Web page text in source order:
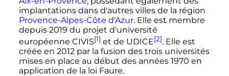
implantations dans d'autres villes de la région
Provence-Alpes-Côte d'Azur. Elle est membre
depuis 2019 du projet d'université
européenne CIVIS[1] et de UDICE[2]. Elle est
créée en 2012 par la fusion des trois universités
mises en place au début des années 1970 en
application de la loi Faure.